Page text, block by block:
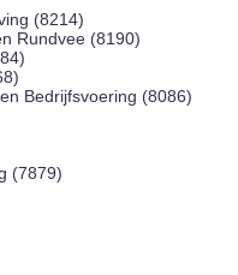
(8214)
Rundvee (8190)
Bedrijfsvoering (8086)
(7879)